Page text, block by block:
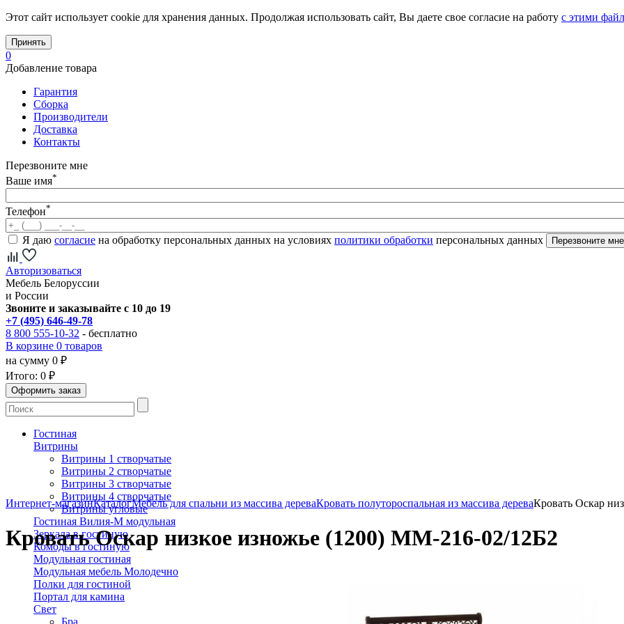
Этот сайт использует cookie для хранения данных. Продолжая использовать сайт, Вы даете свое согласие на работу с этими
Принять
0
Добавление товара
Гарантия
Сборка
Производители
Доставка
Контакты
Перезвоните мне
Ваше имя*
Телефон*
Я даю согласие на обработку персональных данных на условиях политики обработки персональных данных
Авторизоваться
Мебель Белоруссии
и России
Звоните и заказывайте с 10 до 19
+7 (495) 646-49-78
8 800 555-10-32 - бесплатно
В корзине 0 товаров
на сумму 0 ₽
Итого: 0 ₽
Гостиная
Витрины
Витрины 1 створчатые
Витрины 2 створчатые
Витрины 3 створчатые
Витрины 4 створчатые
Витрины угловые
Гостиная Вилия-М модульная
Зеркала в гостиную
Комоды в гостиную
Модульная гостиная
Модульная мебель Молодечно
Полки для гостиной
Портал для камина
Свет
Интернет-магазинКаталогМебель для спальни из массива дереваКровать полутороспальная из массива дереваКровать Оскар
Кровать Оскар низкое изножье (1200) ММ-216-02/12Б2